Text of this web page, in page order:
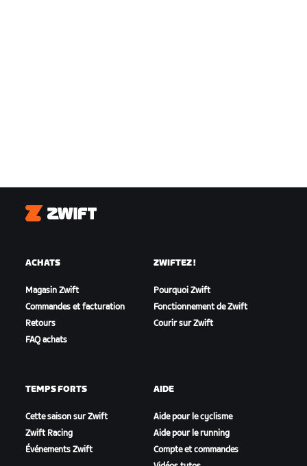
Zwift
ACHATS
Magasin Zwift
Commandes et facturation
Retours
FAQ achats
ZWIFTEZ !
Pourquoi Zwift
Fonctionnement de Zwift
Courir sur Zwift
TEMPS FORTS
Cette saison sur Zwift
Zwift Racing
Événements Zwift
AIDE
Aide pour le cyclisme
Aide pour le running
Compte et commandes